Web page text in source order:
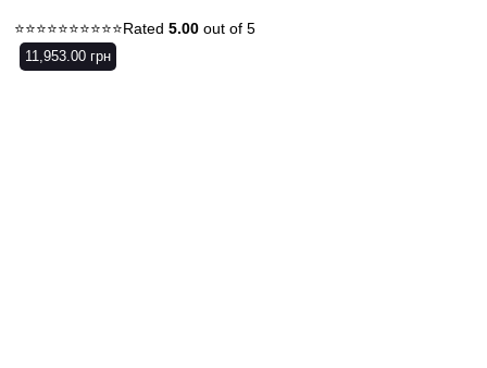
Rated 5.00 out of 5
11,953.00 грн